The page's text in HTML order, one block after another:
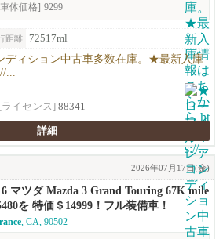
体価格] 9299
距離 72517ml
ディション中古車多数在庫。★最新入庫
...
[ライセンス] 88341
詳細
2026年07月17日(金)
マツダ Mazda 3 Grand Touring 67K mile
を 特価＄14999！フル装備車！
, CA, 90502